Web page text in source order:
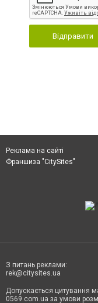
Відправити
Реклама на сайті
Франшиза "CitySites"
З питань реклами:
rek@citysites.ua
Допускається цитування
0569.com.ua за умови